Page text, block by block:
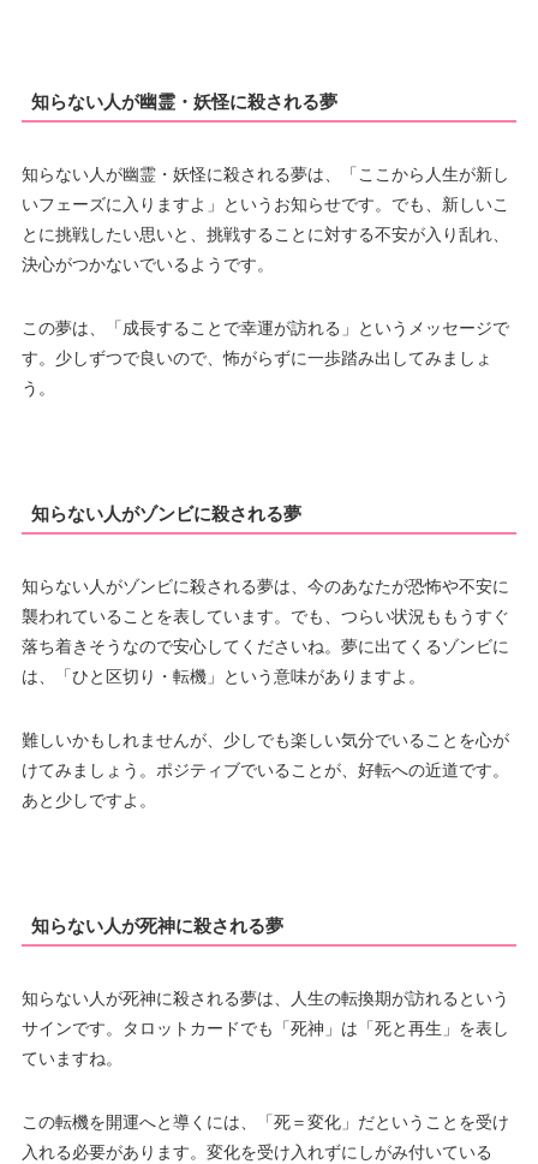
知らない人が幽霊・妖怪に殺される夢
知らない人が幽霊・妖怪に殺される夢は、「ここから人生が新し
いフェーズに入りますよ」というお知らせです。でも、新しいこ
とに挑戦したい思いと、挑戦することに対する不安が入り乱れ、
決心がつかないでいるようです。
この夢は、「成長することで幸運が訪れる」というメッセージで
す。少しずつで良いので、怖がらずに一歩踏み出してみましょ
う。
知らない人がゾンビに殺される夢
知らない人がゾンビに殺される夢は、今のあなたが恐怖や不安に
襲われていることを表しています。でも、つらい状況ももうすぐ
落ち着きそうなので安心してくださいね。夢に出てくるゾンビに
は、「ひと区切り・転機」という意味がありますよ。
難しいかもしれませんが、少しでも楽しい気分でいることを心が
けてみましょう。ポジティブでいることが、好転への近道です。
あと少しですよ。
知らない人が死神に殺される夢
知らない人が死神に殺される夢は、人生の転換期が訪れるという
サインです。タロットカードでも「死神」は「死と再生」を表し
ていますね。
この転機を開運へと導くには、「死＝変化」だということを受け
入れる必要があります。変化を受け入れずにしがみ付いている